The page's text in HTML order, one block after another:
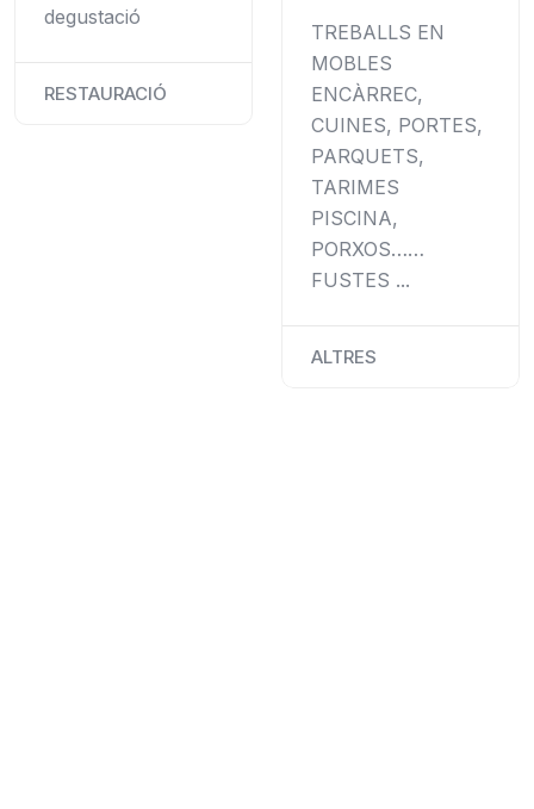
degustació
RESTAURACIÓ
TREBALLS EN
MOBLES
ENCÀRREC,
CUINES, PORTES,
PARQUETS,
TARIMES
PISCINA,
PORXOS……
FUSTES ...
ALTRES